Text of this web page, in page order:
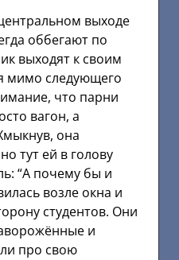
выходе
оббегают по
выходят к своим
мимо следующего
что парни
вагон, а
она
тут ей в голову
“А почему бы и
возле окна и
студентов. Они
и
про свою